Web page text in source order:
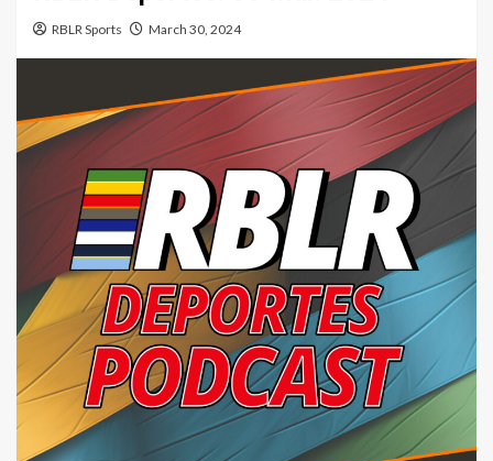
RBLR Sports March 30, 2024